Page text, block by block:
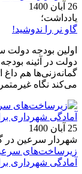
26 آبان 1400
یادداشت؛
گاو نر را ندوشید!
اولين بودجه
دولت در آئينه
گمانه‌زنی‌ها هم
می‌کند نگاه
25 آبان 1400
شهردار سرعین در
زیرساخت‌های
آمادگی شهرداری